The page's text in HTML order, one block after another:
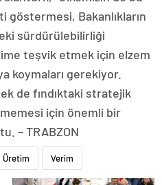
Bakanlıkların
sürdürülebilirliği
teşvik etmek için elzem
koymaları gerekiyor.
de fındıktaki stratejik
için önemli bir
– TRABZON
Üretim Verim